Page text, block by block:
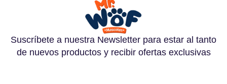
Suscríbete a nuestra Newsletter para estar al tanto
de nuevos productos y recibir ofertas exclusivas